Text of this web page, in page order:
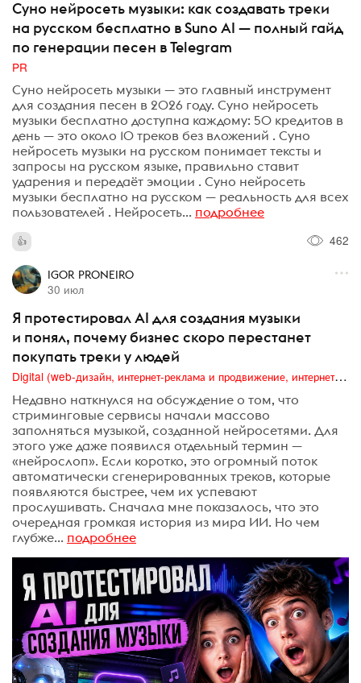
Суно нейросеть музыки: как создавать треки
на русском бесплатно в Suno AI — полный гайд
по генерации песен в Telegram
PR
Суно нейросеть музыки — это главный инструмент
для создания песен в 2026 году. Суно нейросеть
музыки бесплатно доступна каждому: 50 кредитов в
день — это около 10 треков без вложений . Суно
нейросеть музыки на русском понимает тексты и
запросы на русском языке, правильно ставит
ударения и передаёт эмоции . Суно нейросеть
музыки бесплатно на русском — реальность для всех
пользователей . Нейросеть... подробнее
462
IGOR PRONEIRO
30 июл
Я протестировал AI для создания музыки
и понял, почему бизнес скоро перестанет
покупать треки у людей
Digital (web-дизайн, интернет-реклама и продвижение, интернет-сообщества и блоги, интернет-коммуникации, мобильный маркетинг, реклама на цифровых экранах)
Недавно наткнулся на обсуждение о том, что
стриминговые сервисы начали массово
заполняться музыкой, созданной нейросетями. Для
этого уже даже появился отдельный термин —
«нейрослоп». Если коротко, это огромный поток
автоматически сгенерированных треков, которые
появляются быстрее, чем их успевают
прослушивать. Сначала мне показалось, что это
очередная громкая история из мира ИИ. Но чем
глубже... подробнее